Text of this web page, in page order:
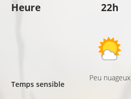
Heure
Temps sensible
22h
Peu nuageux